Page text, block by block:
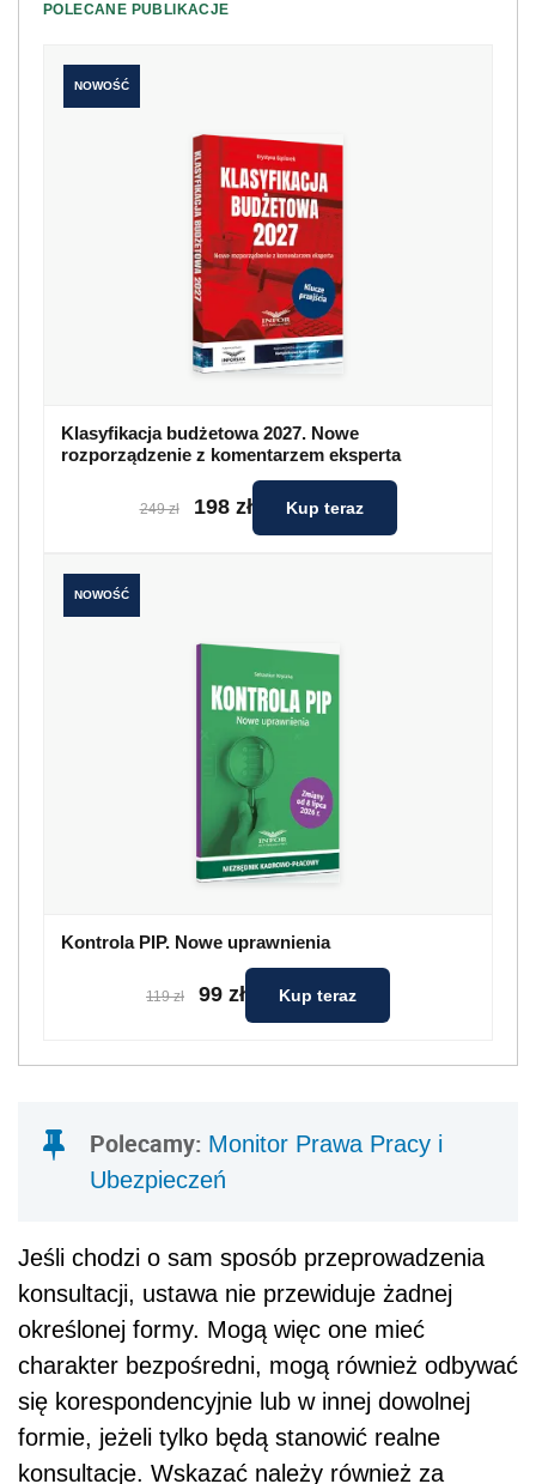
POLECANE PUBLIKACJE
NOWOŚĆ
Klasyfikacja budżetowa 2027. Nowe
rozporządzenie z komentarzem eksperta
249 zł 198 zł Kup teraz
NOWOŚĆ
Kontrola PIP. Nowe uprawnienia
119 zł 99 zł Kup teraz
Polecamy: Monitor Prawa Pracy i
Ubezpieczeń
Jeśli chodzi o sam sposób przeprowadzenia
konsultacji, ustawa nie przewiduje żadnej
określonej formy. Mogą więc one mieć
charakter bezpośredni, mogą również odbywać
się korespondencyjnie lub w innej dowolnej
formie, jeżeli tylko będą stanowić realne
konsultacje. Wskazać należy również za